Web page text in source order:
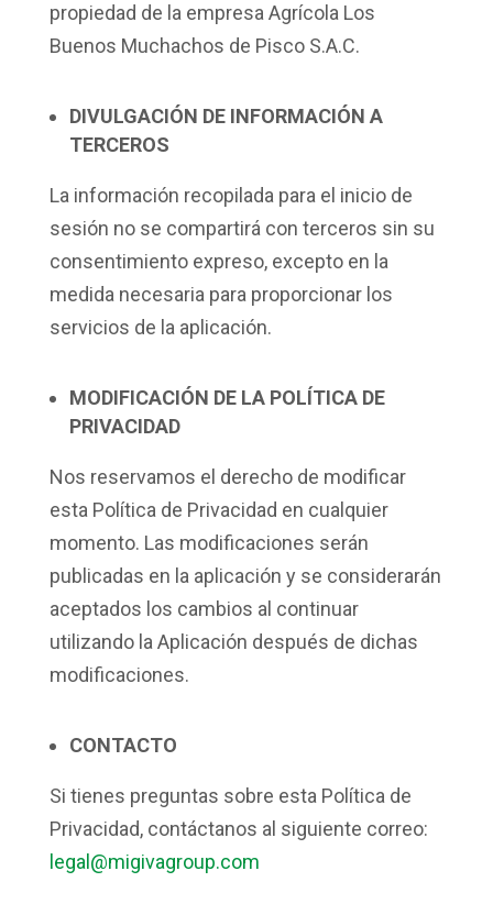
propiedad de la empresa Agrícola Los
Buenos Muchachos de Pisco S.A.C.
DIVULGACIÓN DE INFORMACIÓN A
TERCEROS
La información recopilada para el inicio de
sesión no se compartirá con terceros sin su
consentimiento expreso, excepto en la
medida necesaria para proporcionar los
servicios de la aplicación.
MODIFICACIÓN DE LA POLÍTICA DE
PRIVACIDAD
Nos reservamos el derecho de modificar
esta Política de Privacidad en cualquier
momento. Las modificaciones serán
publicadas en la aplicación y se considerarán
aceptados los cambios al continuar
utilizando la Aplicación después de dichas
modificaciones.
CONTACTO
Si tienes preguntas sobre esta Política de
Privacidad, contáctanos al siguiente correo:
legal@migivagroup.com